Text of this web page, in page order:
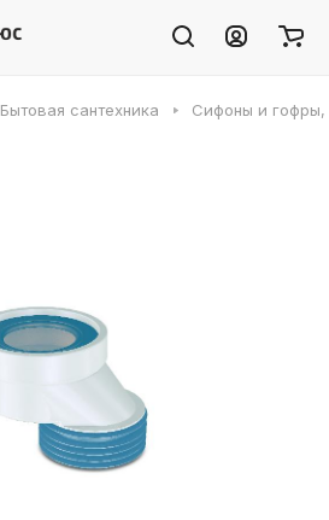
Бытовая сантехника Сифоны и